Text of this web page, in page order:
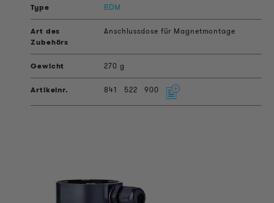
BDM
Anschlussdose für Magnetmontage
270 g
841 522 900